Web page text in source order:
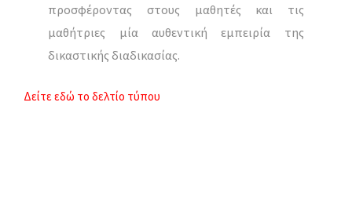
προσφέροντας στους μαθητές και τις
μαθήτριες μία αυθεντική εμπειρία της
δικαστικής διαδικασίας.
Δείτε εδώ το δελτίο τύπου